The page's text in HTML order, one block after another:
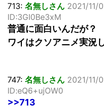
713: 名無しさん 2021/11/
ID:3GI0Be3xM
普通に面白いんだが？
ワイはクソアニメ実況
747: 名無しさん 2021/11/
ID:eQ6+ujOW0
>>713